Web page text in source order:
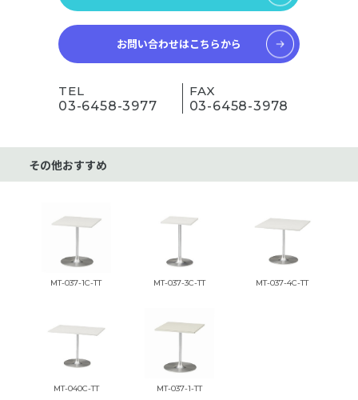
お問い合わせはこちらから
TEL
03-6458-3977
FAX
03-6458-3978
その他おすすめ
MT-037-1C-TT MT-037-3C-TT MT-037-4C-TT
MT-040C-TT MT-037-1-TT